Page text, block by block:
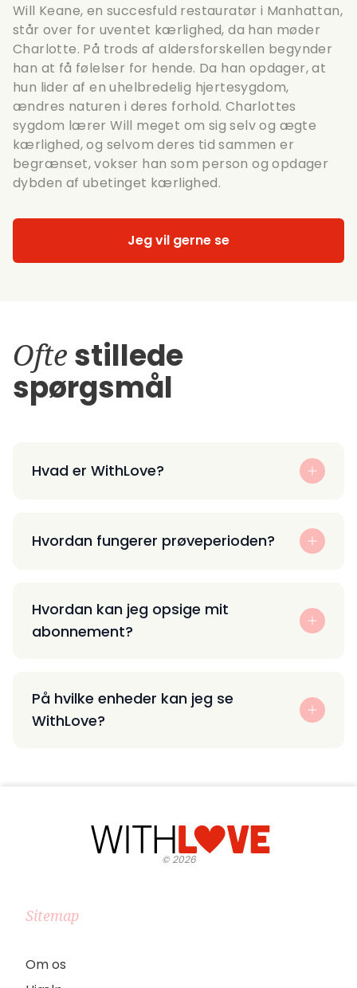
Will Keane, en succesfuld restauratør i Manhattan,
står over for uventet kærlighed, da han møder
Charlotte. På trods af aldersforskellen begynder
han at få følelser for hende. Da han opdager, at
hun lider af en uhelbredelig hjertesygdom,
ændres naturen i deres forhold. Charlottes
sygdom lærer Will meget om sig selv og ægte
kærlighed, og selvom deres tid sammen er
begrænset, vokser han som person og opdager
dybden af ubetinget kærlighed.
Jeg vil gerne se
Ofte stillede
spørgsmål
Hvad er WithLove?
Hvordan fungerer prøveperioden?
Hvordan kan jeg opsige mit
abonnement?
På hvilke enheder kan jeg se
WithLove?
©2026
Sitemap
Om os